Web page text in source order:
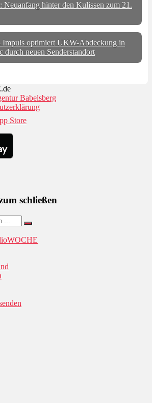
Neuanfang hinter den Kulissen zum 21.
Impuls optimiert UKW-Abdeckung in
durch neuen Senderstandort
Babelsberg
schließen